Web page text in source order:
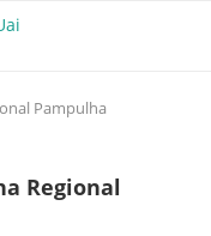
Pampulha
Regional